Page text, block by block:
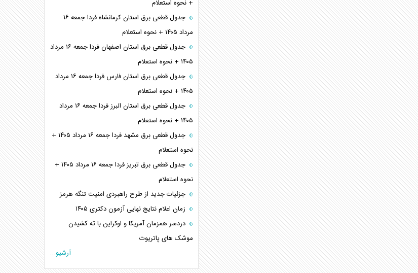
+ نحوه استعلام
جدول قطعی برق استان کرمانشاه فردا جمعه ۱۶
مرداد ۱۴۰۵ + نحوه استعلام
جدول قطعی برق استان اصفهان فردا جمعه ۱۶ مرداد
۱۴۰۵ + نحوه استعلام
جدول قطعی برق استان فارس فردا جمعه ۱۶ مرداد
۱۴۰۵ + نحوه استعلام
جدول قطعی برق استان البرز فردا جمعه ۱۶ مرداد
۱۴۰۵ + نحوه استعلام
جدول قطعی برق مشهد فردا جمعه ۱۶ مرداد ۱۴۰۵ +
نحوه استعلام
جدول قطعی برق تبریز فردا جمعه ۱۶ مرداد ۱۴۰۵ +
نحوه استعلام
جزئیات جدید از طرح راهبردی امنیت تنگه هرمز
زمان اعلام نتایج نهایی آزمون دکتری ۱۴۰۵
دردسر همزمان آمریکا و اوکراین با ته کشیدن
موشک های پاتریوت
آرشیو...